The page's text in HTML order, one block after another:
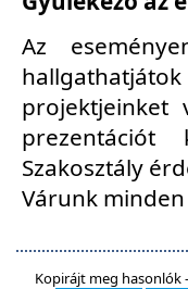
Az
Szakosztály
Várunk
Kopirájt meg hasonlók